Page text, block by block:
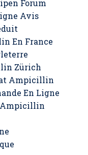
Forum
Avis
En France
Zürich
Ampicillin
En Ligne
Ampicillin